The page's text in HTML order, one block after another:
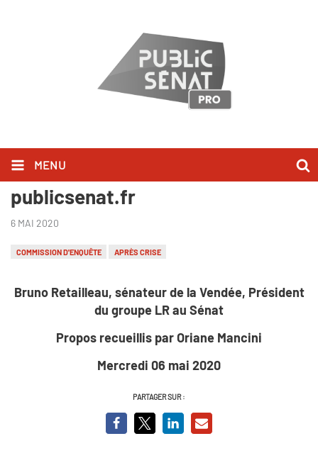
MENU
Bruno Retailleau l'a dit sur
publicsenat.fr
6 MAI 2020
COMMISSION D'ENQUÊTE APRÈS CRISE
Bruno Retailleau, sénateur de la Vendée, Président
du groupe LR au Sénat
Propos recueillis par Oriane Mancini
Mercredi 06 mai 2020
PARTAGER SUR :